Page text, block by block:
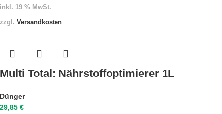
inkl. 19 % MwSt.
zzgl. Versandkosten
Multi Total: Nährstoffoptimierer 1L
Dünger
29,85 €